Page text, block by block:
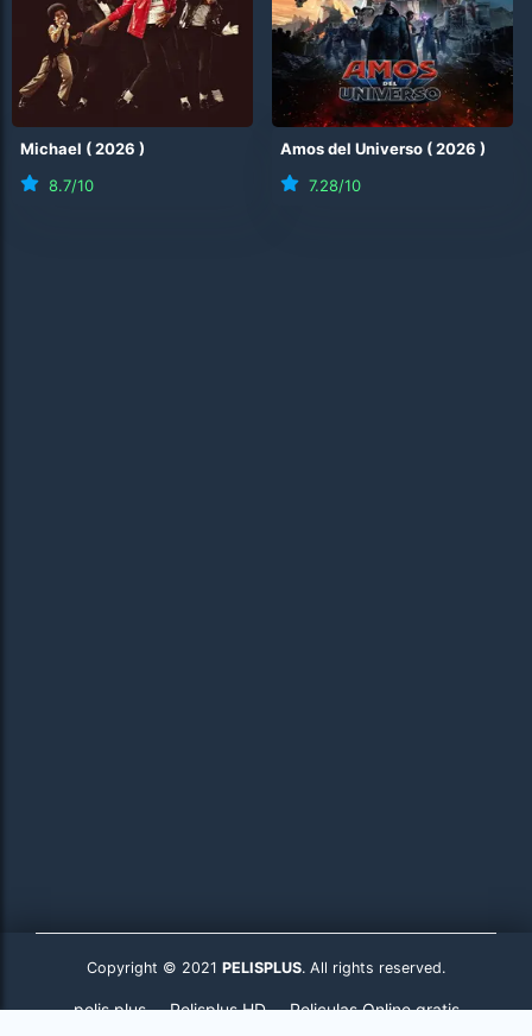
Michael (2026 )
8.7/10
Amos del Universo (2026 )
7.28/10
Copyright © 2021 PELISPLUS. All rights reserved.
pelis plus Pelisplus HD
Peliculas Online gratis